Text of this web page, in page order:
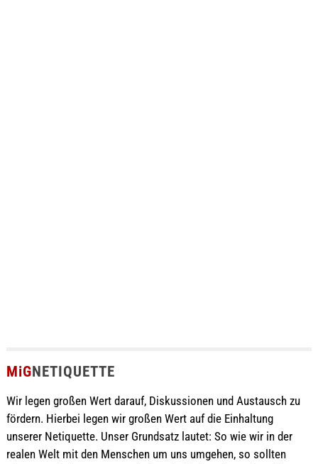
MiGNETIQUETTE
Wir legen großen Wert darauf, Diskussionen und Austausch zu
fördern. Hierbei legen wir großen Wert auf die Einhaltung
unserer Netiquette. Unser Grundsatz lautet: So wie wir in der
realen Welt mit den Menschen um uns umgehen, so sollten